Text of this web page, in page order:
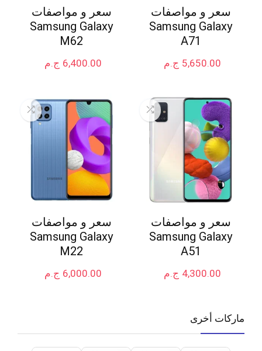
سعر و مواصفات
Samsung Galaxy
A71
ج.م 5,650.00
سعر و مواصفات
Samsung Galaxy
M62
ج.م 6,400.00
سعر و مواصفات
Samsung Galaxy
A51
ج.م 4,300.00
سعر و مواصفات
Samsung Galaxy
M22
ج.م 6,000.00
ماركات أخرى